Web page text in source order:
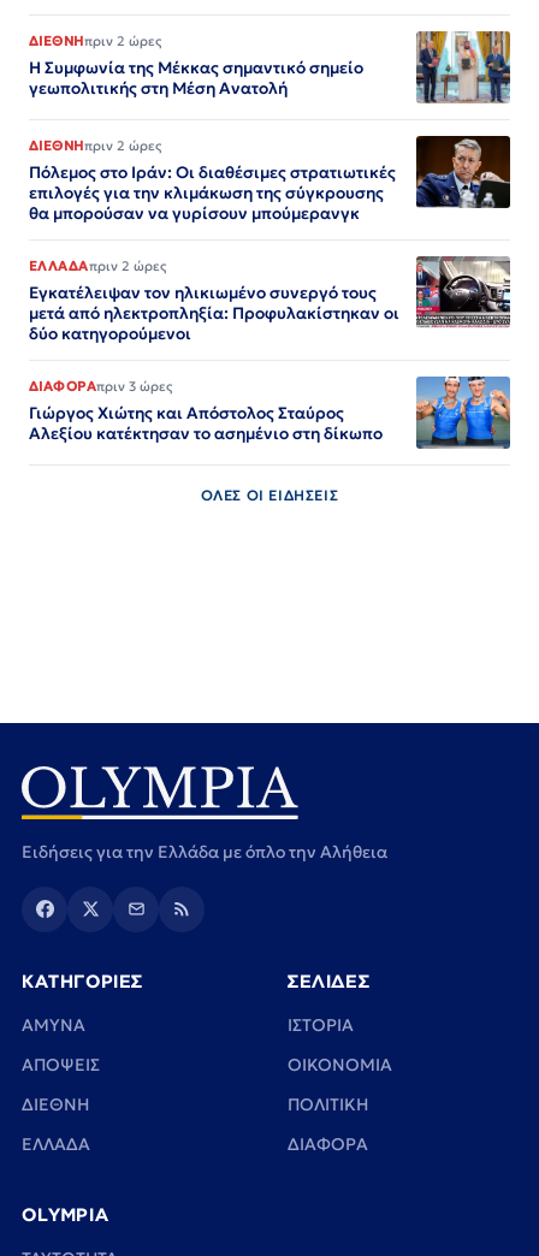
ΔΙΕΘΝΗπριν 2 ώρες
Η Συμφωνία της Μέκκας σημαντικό σημείο
γεωπολιτικής στη Μέση Ανατολή
ΔΙΕΘΝΗπριν 2 ώρες
Πόλεμος στο Ιράν: Οι διαθέσιμες στρατιωτικές
επιλογές για την κλιμάκωση της σύγκρουσης
θα μπορούσαν να γυρίσουν μπούμερανγκ
ΕΛΛΑΔΑπριν 2 ώρες
Εγκατέλειψαν τον ηλικιωμένο συνεργό τους
μετά από ηλεκτροπληξία: Προφυλακίστηκαν οι
δύο κατηγορούμενοι
ΔΙΑΦΟΡΑπριν 3 ώρες
Γιώργος Χιώτης και Απόστολος Σταύρος
Αλεξίου κατέκτησαν το ασημένιο στη δίκωπο
ΟΛΕΣ ΟΙ ΕΙΔΗΣΕΙΣ
Ειδήσεις για την Ελλάδα με όπλο την Αλήθεια
ΚΑΤΗΓΟΡΙΕΣ
ΑΜΥΝΑ
ΑΠΟΨΕΙΣ
ΔΙΕΘΝΗ
ΕΛΛΑΔΑ
ΣΕΛΙΔΕΣ
ΙΣΤΟΡΙΑ
ΟΙΚΟΝΟΜΙΑ
ΠΟΛΙΤΙΚΗ
ΔΙΑΦΟΡΑ
OLYMPIA